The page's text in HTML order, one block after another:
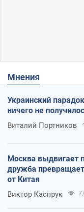
Мнения
Украинский
ничего не
Виталий Портников
Москва выдвигает
дружба
от Китая
Виктор Каспрук